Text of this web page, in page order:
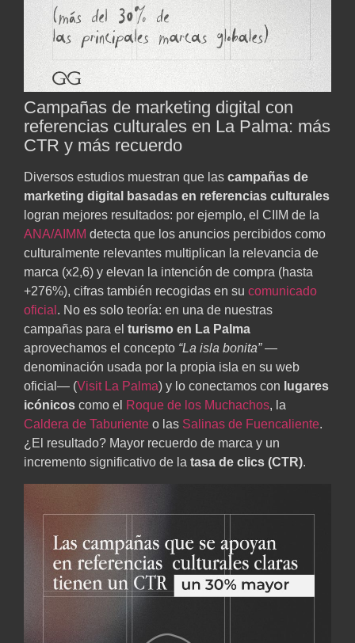
Campañas de marketing digital con
referencias culturales en La Palma: más
CTR y más recuerdo
Diversos estudios muestran que las campañas de
marketing digital basadas en referencias culturales
logran mejores resultados: por ejemplo, el CIIM de la
ANA/AIMM detecta que los anuncios percibidos como
culturalmente relevantes multiplican la relevancia de
marca (x2,6) y elevan la intención de compra (hasta
+276%), cifras también recogidas en su comunicado
oficial . No es solo teoría: en una de nuestras
campañas para el turismo en La Palma
aprovechamos el concepto “La isla bonita”—
denominación usada por la propia isla en su web
oficial— (Visit La Palma) y lo conectamos con lugares
icónicos como el Roque de los Muchachos, la
Caldera de Taburiente o las Salinas de Fuencaliente.
¿El resultado? Mayor recuerdo de marca y un
incremento significativo de la tasa de clics (CTR).